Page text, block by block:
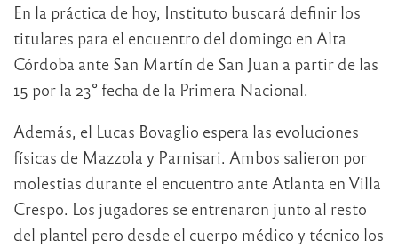
En la práctica de hoy, Instituto buscará definir los
titulares para el encuentro del domingo en Alta
Córdoba ante San Martín de San Juan a partir de las
15 por la 23° fecha de la Primera Nacional.
Además, el Lucas Bovaglio espera las evoluciones
físicas de Mazzola y Parnisari. Ambos salieron por
molestias durante el encuentro ante Atlanta en Villa
Crespo. Los jugadores se entrenaron junto al resto
del plantel pero desde el cuerpo médico y técnico los